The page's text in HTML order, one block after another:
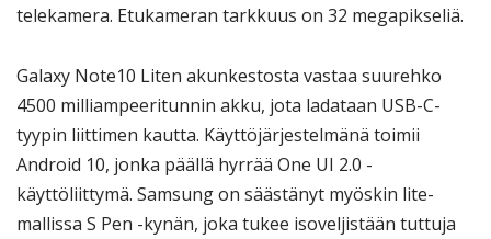
telekamera. Etukameran tarkkuus on 32 megapikseliä.
Galaxy Note10 Liten akunkestosta vastaa suurehko
4500 milliampeeritunnin akku, jota ladataan USB-C-
tyypin liittimen kautta. Käyttöjärjestelmänä toimii
Android 10, jonka päällä hyrrää One UI 2.0 -
käyttöliittymä. Samsung on säästänyt myöskin lite-
mallissa S Pen -kynän, joka tukee isoveljistään tuttuja